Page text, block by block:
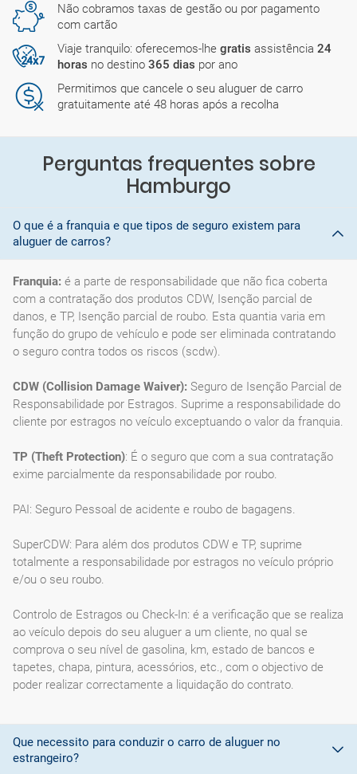
Não cobramos taxas de gestão ou por pagamento
com cartão
Viaje tranquilo: oferecemos-lhe gratis assistência 24
horas no destino 365 dias por ano
Permitimos que cancele o seu aluguer de carro
gratuitamente até 48 horas após a recolha
Perguntas frequentes sobre
Hamburgo
O que é a franquia e que tipos de seguro existem para
aluguer de carros?
Franquia: é a parte de responsabilidade que não fica coberta
com a contratação dos produtos CDW, Isenção parcial de
danos, e TP, Isenção parcial de roubo. Esta quantia varia em
função do grupo de vehículo e pode ser eliminada contratando
o seguro contra todos os riscos (scdw).
CDW (Collision Damage Waiver): Seguro de Isenção Parcial de
Responsabilidade por Estragos. Suprime a responsabilidade do
cliente por estragos no veículo exceptuando o valor da franquia.
TP (Theft Protection): É o seguro que com a sua contratação
exime parcialmente da responsabilidade por roubo.
PAI: Seguro Pessoal de acidente e roubo de bagagens.
SuperCDW: Para além dos produtos CDW e TP, suprime
totalmente a responsabilidade por estragos no veículo próprio
e/ou o seu roubo.
Controlo de Estragos ou Check-In: é a verificação que se realiza
ao veículo depois do seu aluguer a um cliente, no qual se
comprova o seu nível de gasolina, km, estado de bancos e
tapetes, chapa, pintura, acessórios, etc., com o objectivo de
poder realizar correctamente a liquidação do contrato.
Que necessito para conduzir o carro de aluguer no
estrangeiro?